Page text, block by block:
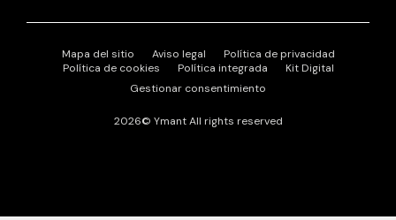
2026© Ymant All rights reserved
Mapa del sitio Aviso legal
Política de privacidad
Política de cookies
Política integrada
Kit Digital
Gestionar consentimiento